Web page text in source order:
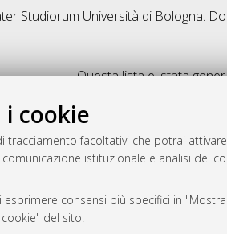
cookie
facoltativi che potrai
istituzionale e analisi dei
consensi più specifici in
del sito.
Studiorum Università di Bologna.
Questa lista e' stata